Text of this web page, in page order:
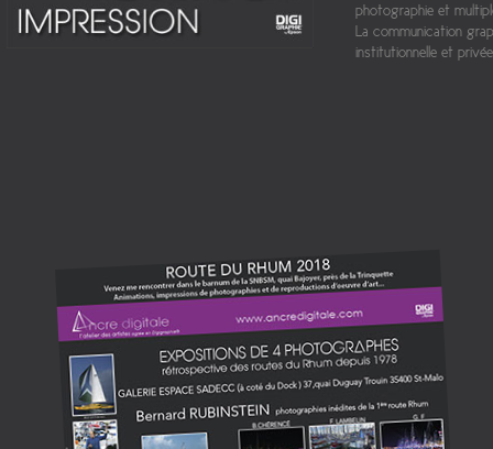
photographie et
La communication
institutionnelle et